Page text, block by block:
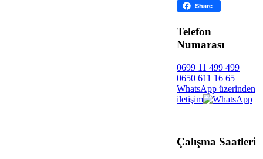
Facebook
Share
Telefon
Numarası
0699 11 499 499
0650 611 16 65
WhatsApp üzerinden
iletişim
Çalışma Saatleri